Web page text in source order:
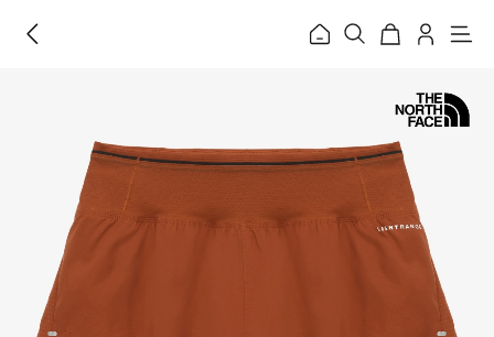
홈
메